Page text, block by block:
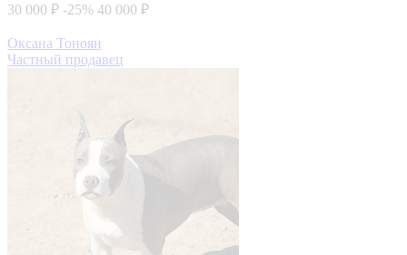
30 000 ₽ -25% 40 000 ₽
Оксана Тоноян
Частный продавец